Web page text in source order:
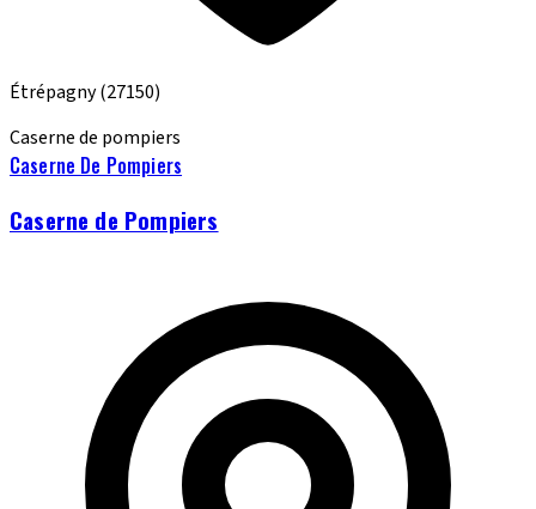
Étrépagny(27150)
Caserne de pompiers
Caserne De Pompiers
Caserne de Pompiers